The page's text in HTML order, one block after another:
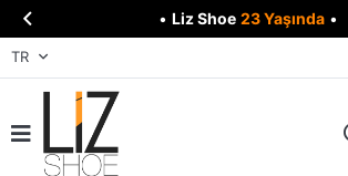
 • Liz Shoe 23 Yaşında •
TR